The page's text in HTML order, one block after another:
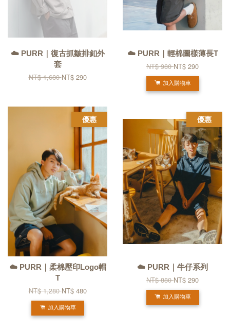
☁️ PURR｜復古抓皺排釦外
套
NT$ 1,680NT$ 290
☁️ PURR｜輕棉圖樣薄長T
NT$ 980NT$ 290
加入購物車
優惠
☁️ PURR｜柔棉壓印Logo帽
T
NT$ 1,280NT$ 480
加入購物車
優惠
☁️ PURR｜牛仔系列
NT$ 880NT$ 290
加入購物車